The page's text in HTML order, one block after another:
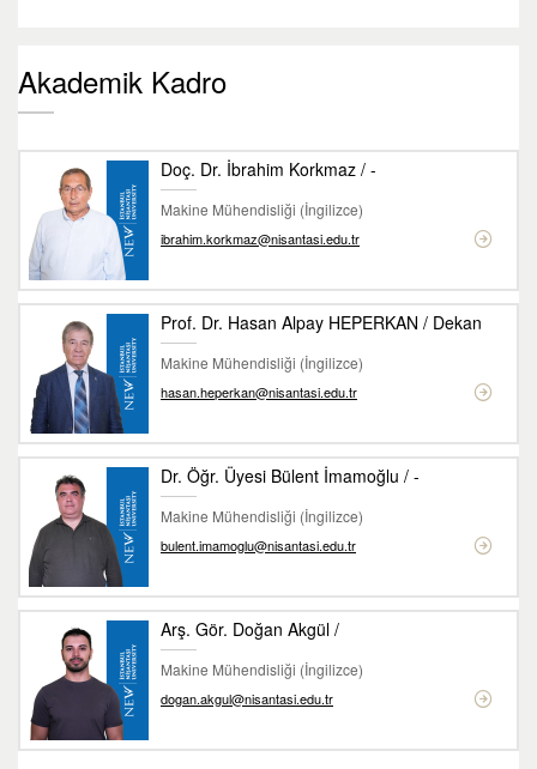
Akademik Kadro
Doç. Dr. İbrahim Korkmaz / -
Makine Mühendisliği (İngilizce)
ibrahim.korkmaz@nisantasi.edu.tr
Prof. Dr. Hasan Alpay HEPERKAN / Dekan
Makine Mühendisliği (İngilizce)
hasan.heperkan@nisantasi.edu.tr
Dr. Öğr. Üyesi Bülent İmamoğlu / -
Makine Mühendisliği (İngilizce)
bulent.imamoglu@nisantasi.edu.tr
Arş. Gör. Doğan Akgül /
Makine Mühendisliği (İngilizce)
dogan.akgul@nisantasi.edu.tr